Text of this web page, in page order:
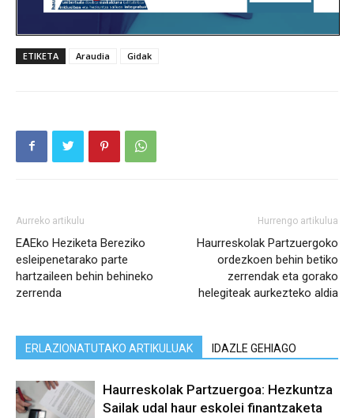
ETIKETA Araudia Gidak
Aurreko artikulu
EAEko Heziketa Bereziko
esleipenetarako parte
hartzaileen behin behineko
zerrenda
Hurrengo artikulua
Haurreskolak Partzuergoko
ordezkoen behin betiko
zerrendak eta gorako
helegiteak aurkezteko aldia
ERLAZIONATUTAKO ARTIKULUAK IDAZLE GEHIAGO
Haurreskolak Partzuergoa: Hezkuntza
Sailak udal haur eskolei finantzaketa